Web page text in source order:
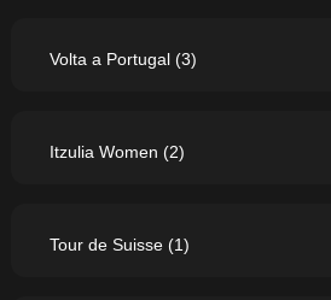
Volta a Portugal (3)
Itzulia Women (2)
Tour de Suisse (1)